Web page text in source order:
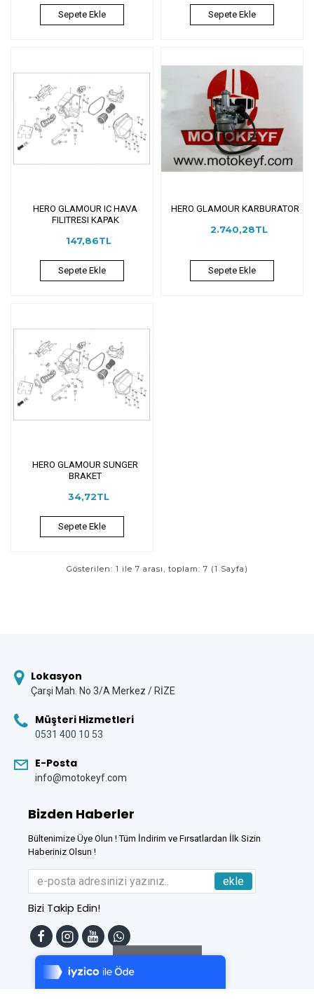
Tek Tıkla Ödeme Kolaylığı
7/24 Canlı Destek
%100 Sorunsuz Alışveriş
Sepete Ekle Sepete Ekle
HERO GLAMOUR IC HAVA
FILITRESI KAPAK
147,86TL
Sepete Ekle
HERO GLAMOUR KARBURATOR
2.740,28TL
Sepete Ekle
HERO GLAMOUR SUNGER
BRAKET
34,72TL
Sepete Ekle
Gösterilen: 1 ile 7 arası, toplam: 7 (1 Sayfa)
Lokasyon
Çarşi Mah. No 3/A Merkez / RİZE
Müşteri Hizmetleri
0531 400 10 53
E-Posta
info@motokeyf.com
Bizden Haberler
Bültenimize Üye Olun ! Tüm İndirim ve Fırsatlardan İlk Sizin
Haberiniz Olsun !
ekle
Bizi Takip Edin!
Filtreleme